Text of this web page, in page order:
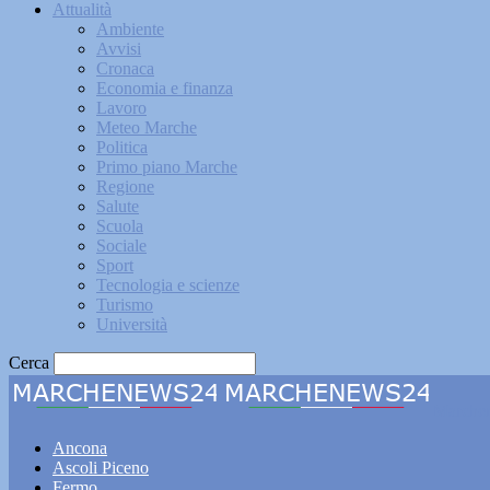
Attualità
Ambiente
Avvisi
Cronaca
Economia e finanza
Lavoro
Meteo Marche
Politica
Primo piano Marche
Regione
Salute
Scuola
Sociale
Sport
Tecnologia e scienze
Turismo
Università
Cerca
Ancona
Ascoli Piceno